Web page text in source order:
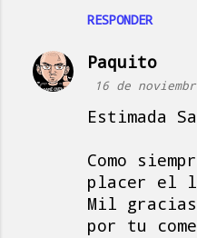
RESPONDER
Paquito
16 de
Estimada
Como
placer el
Mil
por tu